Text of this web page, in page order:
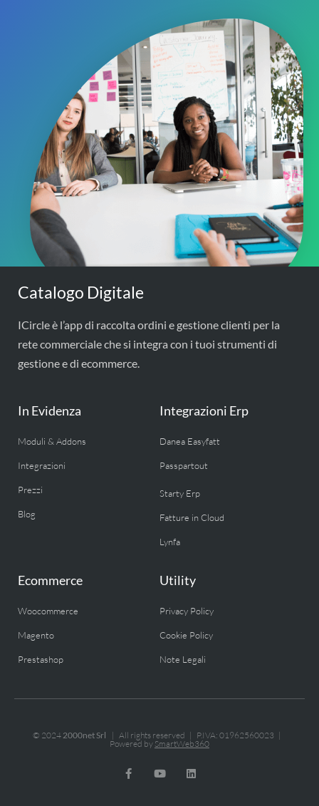
Catalogo Digitale
ICircle è l’app di raccolta ordini e gestione clienti per la
rete commerciale che si integra con i tuoi strumenti di
gestione e di ecommerce.
In Evidenza
Moduli & Addons
Integrazioni
Prezzi
Blog
Integrazioni Erp
Danea Easyfatt
Passpartout
Starty Erp
Fatture in Cloud
Lynfa
Ecommerce
Woocommerce
Magento
Prestashop
Utility
Privacy Policy
Cookie Policy
Note Legali
© 2024 2000net Srl | All rights reserved | P.IVA: 01962560023 |
Powered by SmartWeb360